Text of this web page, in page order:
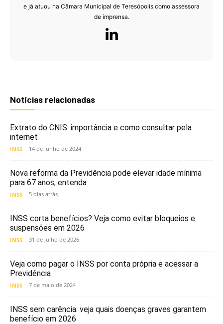
e já atuou na Câmara Municipal de Teresópolis como assessora
de imprensa.
Notícias relacionadas
Extrato do CNIS: importância e como consultar pela
internet
INSS 14 de junho de 2024
Nova reforma da Previdência pode elevar idade mínima
para 67 anos; entenda
INSS 5 dias atrás
INSS corta benefícios? Veja como evitar bloqueios e
suspensões em 2026
INSS 31 de julho de 2026
Veja como pagar o INSS por conta própria e acessar a
Previdência
INSS 7 de maio de 2024
INSS sem carência: veja quais doenças graves garantem
benefício em 2026